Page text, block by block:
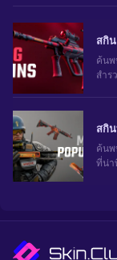
ค้นพ
สําร
ค้นพ
ที่น่า